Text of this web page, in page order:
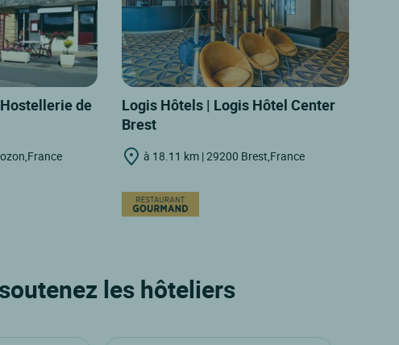
de
Logis Hôtels | Logis Hôtel Center
Brest
à 18.11 km | 29200 Brest,France
les hôteliers